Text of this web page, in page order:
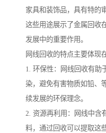
家具和装饰品，具有特的
这些用途展示了金属回收
发展中的重要作用。
网线回收的特点主要体现
1. 环保性：网线回收有助
染，避免有害物质如铅、
续发展的环保理念。
2. 资源再利用：网线中含
料，通过回收可以提取这